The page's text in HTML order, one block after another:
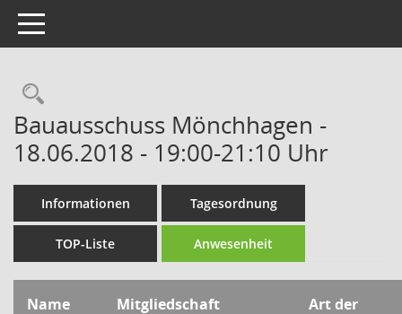
Toggle navigation
Rechercheauswahl
Bauausschuss Mönchhagen -
18.06.2018 - 19:00-21:10 Uhr
Informationen Tagesordnung
TOP-Liste Anwesenheit
Name Mitgliedschaft
Art der